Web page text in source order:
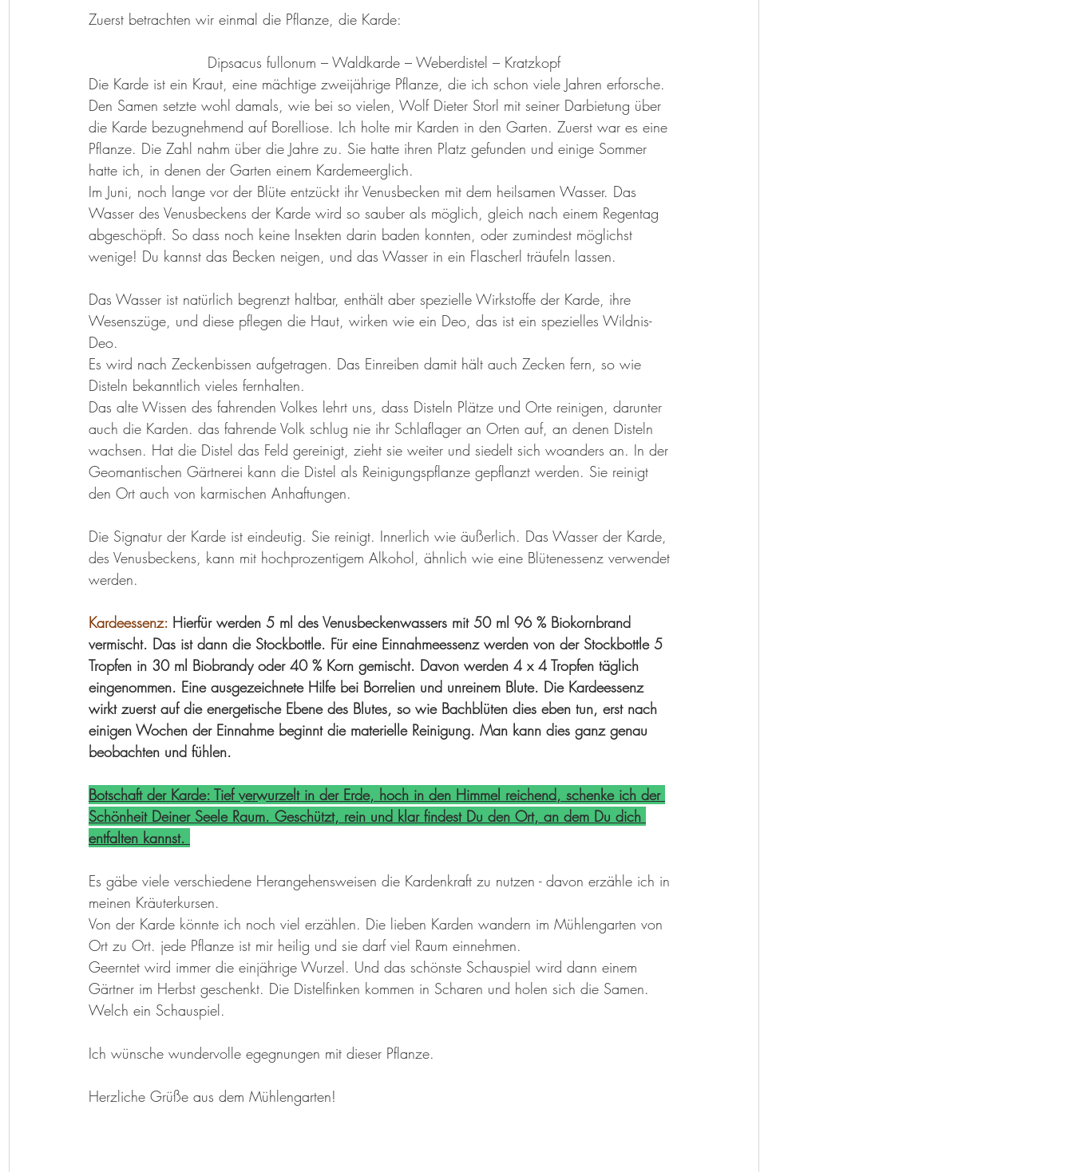
Herzenslieder Bastelideen Kunst-Hand-Werk Rat der 13 Großmütter
Geschichtenkiste Gedichte, Sprüche und Zitate
Zuerst betrachten wir einmal die Pflanze, die Karde:
Dipsacus fullonum – Waldkarde – Weberdistel – Kratzkopf
Die Karde ist ein Kraut, eine mächtige zweijährige Pflanze, die ich schon viele Jahren erforsche.
Den Samen setzte wohl damals, wie bei so vielen, Wolf Dieter Storl mit seiner Darbietung über
die Karde bezugnehmend auf Borelliose. Ich holte mir Karden in den Garten. Zuerst war es eine
Pflanze. Die Zahl nahm über die Jahre zu. Sie hatte ihren Platz gefunden und einige Sommer
hatte ich, in denen der Garten einem Kardemeerglich.
Im Juni, noch lange vor der Blüte entzückt ihr Venusbecken mit dem heilsamen Wasser. Das
Wasser des Venusbeckens der Karde wird so sauber als möglich, gleich nach einem Regentag
abgeschöpft. So dass noch keine Insekten darin baden konnten, oder zumindest möglichst
wenige! Du kannst das Becken neigen, und das Wasser in ein Flascherl träufeln lassen.
Das Wasser ist natürlich begrenzt haltbar, enthält aber spezielle Wirkstoffe der Karde, ihre
Wesenszüge, und diese pflegen die Haut, wirken wie ein Deo, das ist ein spezielles Wildnis-
Deo.
Es wird nach Zeckenbissen aufgetragen. Das Einreiben damit hält auch Zecken fern, so wie
Disteln bekanntlich vieles fernhalten.
Das alte Wissen des fahrenden Volkes lehrt uns, dass Disteln Plätze und Orte reinigen, darunter
auch die Karden. das fahrende Volk schlug nie ihr Schlaflager an Orten auf, an denen Disteln
wachsen. Hat die Distel das Feld gereinigt, zieht sie weiter und siedelt sich woanders an. In der
Geomantischen Gärtnerei kann die Distel als Reinigungspflanze gepflanzt werden. Sie reinigt
den Ort auch von karmischen Anhaftungen.
Die Signatur der Karde ist eindeutig. Sie reinigt. Innerlich wie äußerlich. Das Wasser der Karde,
des Venusbeckens, kann mit hochprozentigem Alkohol, ähnlich wie eine Blütenessenz verwendet
werden.
Kardeessenz: Hierfür werden 5 ml des Venusbeckenwassers mit 50 ml 96 % Biokornbrand
vermischt. Das ist dann die Stockbottle. Für eine Einnahmeessenz werden von der Stockbottle 5
Tropfen in 30 ml Biobrandy oder 40 % Korn gemischt. Davon werden 4 x 4 Tropfen täglich
eingenommen. Eine ausgezeichnete Hilfe bei Borrelien und unreinem Blute. Die Kardeessenz
wirkt zuerst auf die energetische Ebene des Blutes, so wie Bachblüten dies eben tun, erst nach
einigen Wochen der Einnahme beginnt die materielle Reinigung. Man kann dies ganz genau
beobachten und fühlen.
Botschaft der Karde: Tief verwurzelt in der Erde, hoch in den Himmel reichend, schenke ich der
Schönheit Deiner Seele Raum. Geschützt, rein und klar findest Du den Ort, an dem Du dich
entfalten kannst.
Es gäbe viele verschiedene Herangehensweisen die Kardenkraft zu nutzen - davon erzähle ich in
meinen Kräuterkursen.
Von der Karde könnte ich noch viel erzählen. Die lieben Karden wandern im Mühlengarten von
Ort zu Ort. jede Pflanze ist mir heilig und sie darf viel Raum einnehmen.
Geerntet wird immer die einjährige Wurzel. Und das schönste Schauspiel wird dann einem
Gärtner im Herbst geschenkt. Die Distelfinken kommen in Scharen und holen sich die Samen.
Welch ein Schauspiel.
Ich wünsche wundervolle egegnungen mit dieser Pflanze.
Herzliche Grüße aus dem Mühlengarten!